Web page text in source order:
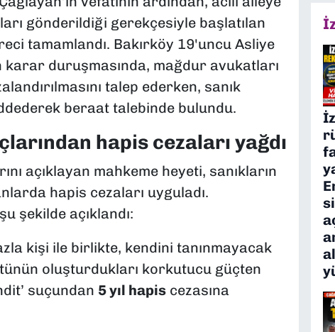
gönderildiği gerekçesiyle başlatılan
tamamlandı. Bakırköy 19'uncu Asliye
duruşmasında, mağdur avukatları
talep ederken, sanık
beraat talebinde bulundu.
hapis cezaları yağdı
açıklayan mahkeme heyeti, sanıkların
hapis cezaları uyguladı.
şekilde açıklandı:
kişi ile birlikte, kendini tanınmayacak
oluşturdukları korkutucu güçten
suçundan 5 yıl hapiscezasına